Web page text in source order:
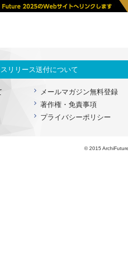
リリース送付について
メールマガジン無料登録
著作権・免責事項
プライバシーポリシー
© 2015